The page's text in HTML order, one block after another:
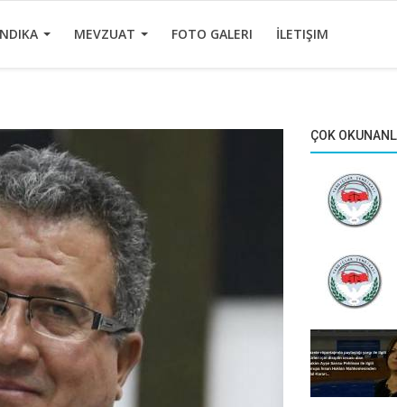
MEVZUAT FOTO GALERI İLETIŞIM
ÇOK